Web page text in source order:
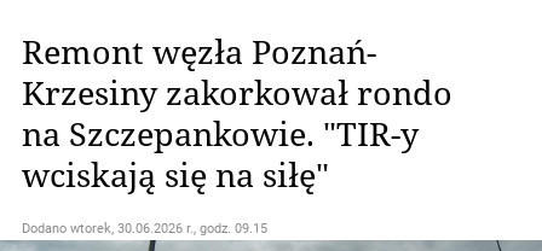
Remont węzła Poznań-
Krzesiny zakorkował rondo
na Szczepankowie. "TIR-y
wciskają się na siłę"
Dodano wtorek, 30.06.2026 r., godz. 09.15